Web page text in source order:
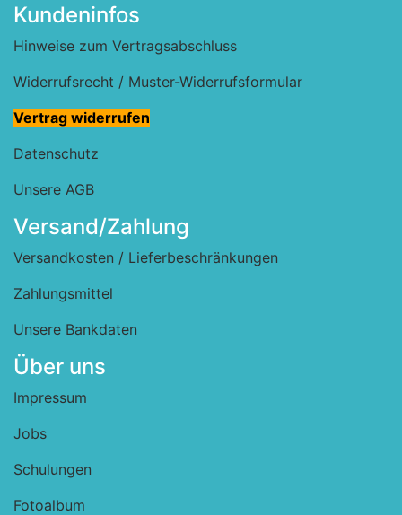
Kundeninfos
Hinweise zum Vertragsabschluss
Widerrufsrecht / Muster-Widerrufsformular
Vertrag widerrufen
Datenschutz
Unsere AGB
Versand/Zahlung
Versandkosten / Lieferbeschränkungen
Zahlungsmittel
Unsere Bankdaten
Über uns
Impressum
Jobs
Schulungen
Fotoalbum